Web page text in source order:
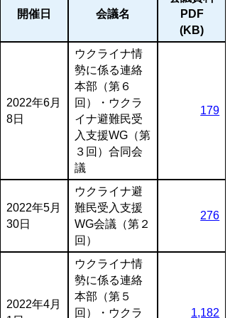
開催日 会議名
PDF
(KB)
2022年6月
8日
ウクライナ情
勢に係る連絡
本部（第６
回）・ウクラ
イナ避難民受
入支援WG（第
３回）合同会
議
179
2022年5月
30日
ウクライナ避
難民受入支援
WG会議（第２
回）
276
2022年4月
ウクライナ情
勢に係る連絡
本部（第５
回）・ウクラ
1,182